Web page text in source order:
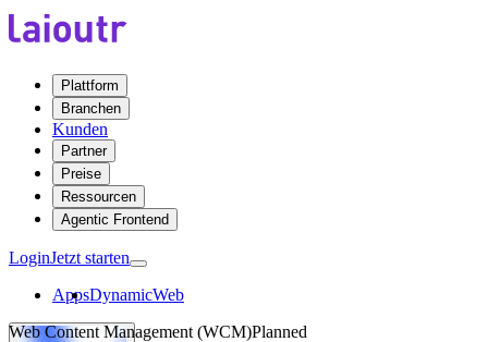
Plattform
Branchen
Kunden
Partner
Preise
Ressourcen
Agentic Frontend
LoginJetzt starten
AppsDynamicWeb
Web Content Management (WCM)Planned